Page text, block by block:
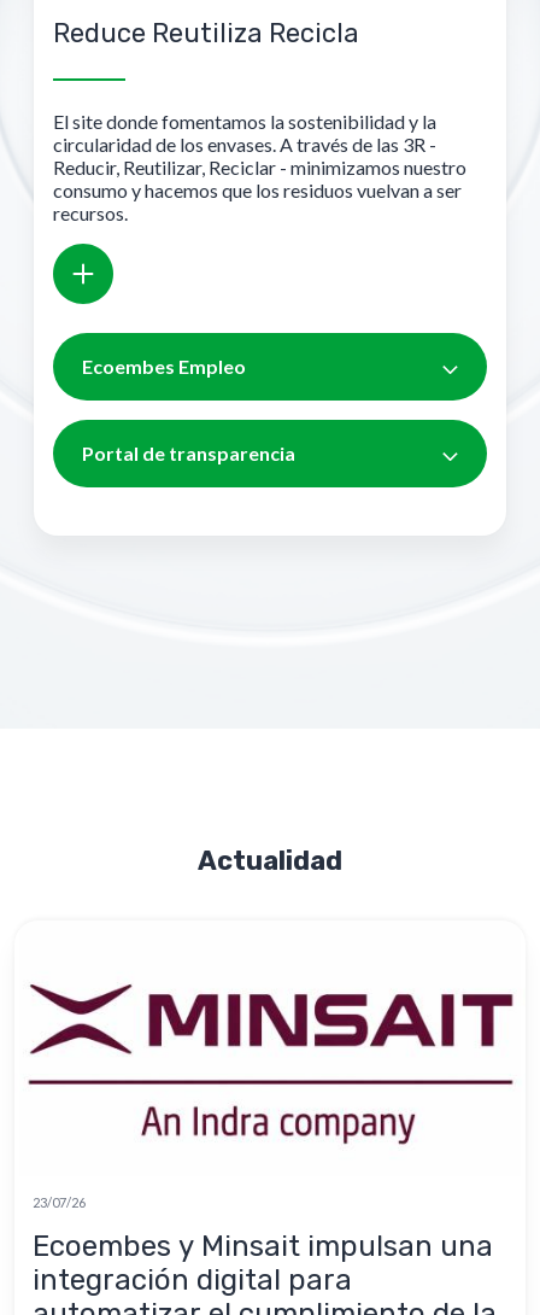
Reduce Reutiliza Recicla
El site donde fomentamos la sostenibilidad y la
circularidad de los envases. A través de las 3R -
Reducir, Reutilizar, Reciclar - minimizamos nuestro
consumo y hacemos que los residuos vuelvan a ser
recursos.
Ecoembes Empleo
Portal de transparencia
Actualidad
23/07/26
Ecoembes y Minsait impulsan una
integración digital para